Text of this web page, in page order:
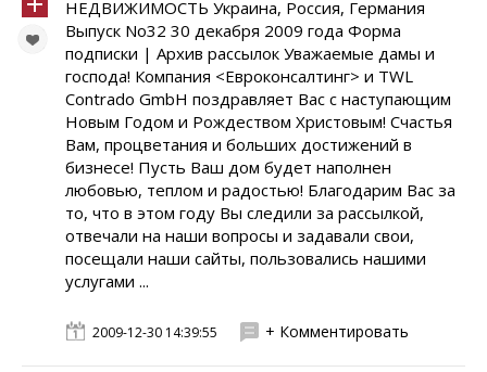
НЕДВИЖИМОСТЬ Украина, Россия, Германия
Выпуск No32 30 декабря 2009 года Форма
подписки | Архив рассылок Уважаемые дамы и
господа! Компания <Евроконсалтинг> и TWL
Contrado GmbH поздравляет Вас с наступающим
Новым Годом и Рождеством Христовым! Счастья
Вам, процветания и больших достижений в
бизнесе! Пусть Ваш дом будет наполнен
любовью, теплом и радостью! Благодарим Вас за
то, что в этом году Вы следили за рассылкой,
отвечали на наши вопросы и задавали свои,
посещали наши сайты, пользовались нашими
услугами ...
2009-12-30 14:39:55 + Комментировать